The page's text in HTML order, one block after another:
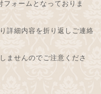
ォームとなっておりま
詳細内容を折り返しご連絡
ませんのでご注意くださ